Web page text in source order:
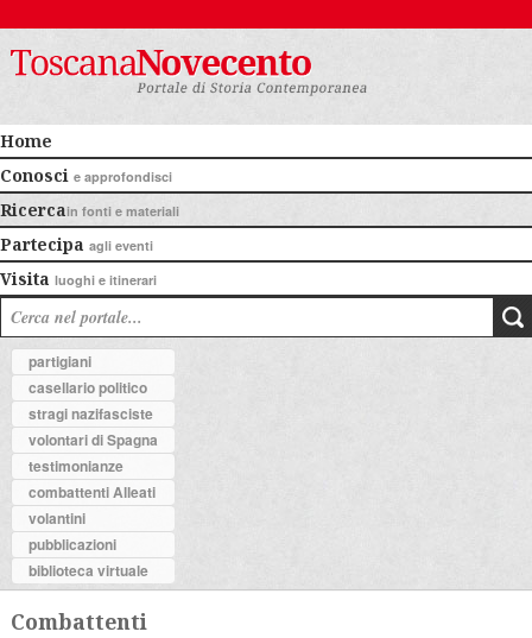
Home
Conosci e approfondisci
Ricercain fonti e materiali
Partecipa agli eventi
Visita luoghi e itinerari
partigiani
casellario politico
stragi nazifasciste
volontari di Spagna
testimonianze
combattenti Alleati
volantini
pubblicazioni
biblioteca virtuale
Combattenti